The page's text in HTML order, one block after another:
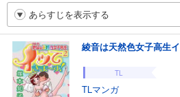
あらすじを表示する
綾音は天然色女子高生
TL
TLマンガ